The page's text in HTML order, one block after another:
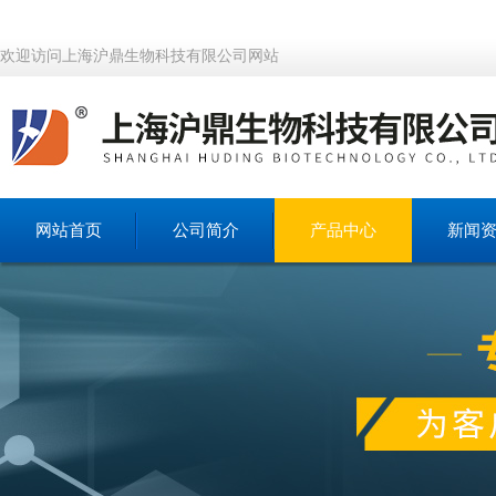
欢迎访问上海沪鼎生物科技有限公司网站
网站首页 公司简介 产品中心 新闻